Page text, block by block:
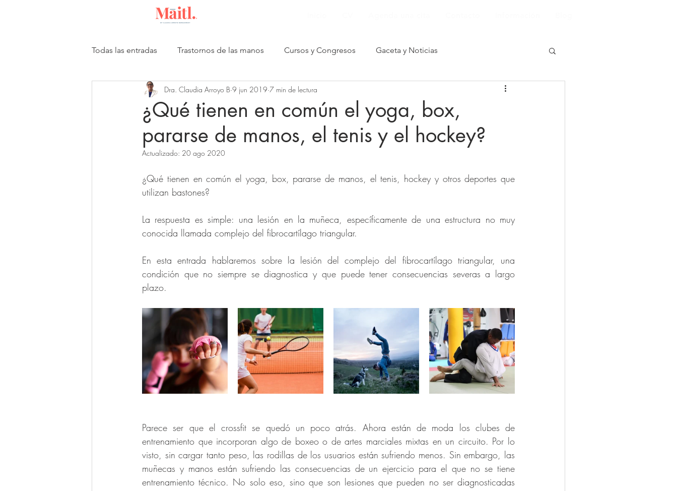
Todas las entradas Trastornos de las manos Cursos y Congresos Gaceta y Noticias
Publicaciones científicas Información para pacientes
¿Qué tienen en común el yoga, box,
pararse de manos, el tenis y el hockey?
Dra. Claudia Arroyo B 9 jun 2019 7 min de lectura
Actualizado: 20 ago 2020
¿Qué tienen en común el yoga, box, pararse de manos, el tenis, hockey y otros deportes que
utilizan bastones?
La respuesta es simple: una lesión en la muñeca, específicamente de una estructura no muy
conocida llamada complejo del fibrocartílago triangular.
En esta entrada hablaremos sobre la lesión del complejo del fibrocartílago triangular, una
condición que no siempre se diagnostica y que puede tener consecuencias severas a largo
plazo.
Parece ser que el crossfit se quedó un poco atrás. Ahora están de moda los clubes de
entrenamiento que incorporan algo de boxeo o de artes marciales mixtas en un circuito. Por lo
visto, sin cargar tanto peso, las rodillas de los usuarios están sufriendo menos. Sin embargo, las
muñecas y manos están sufriendo las consecuencias de un ejercicio para el que no se tiene
entrenamiento técnico. No solo eso, sino que son lesiones que pueden no ser diagnosticadas